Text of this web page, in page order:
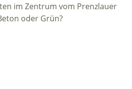
im Zentrum vom Prenzlauer
oder Grün?